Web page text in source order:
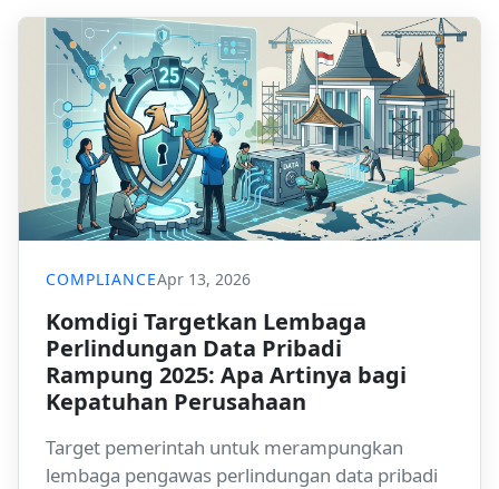
COMPLIANCEApr 13, 2026
Komdigi Targetkan Lembaga
Perlindungan Data Pribadi
Rampung 2025: Apa Artinya bagi
Kepatuhan Perusahaan
Target pemerintah untuk merampungkan
lembaga pengawas perlindungan data pribadi